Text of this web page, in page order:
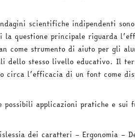
scientifiche indipendenti
la questione principale riguarda
come strumento di aiuto per gli
dello stesso livello educativo. Il
circa l’efficacia di un font come
possibili applicazioni pratiche e sui
dei caratteri – Ergonomia –